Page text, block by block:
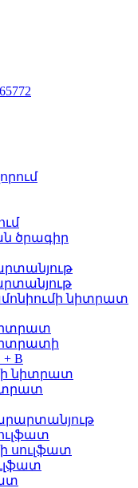
ծրագիր
նիտրատ
B
նիտրատ
սուլֆատ